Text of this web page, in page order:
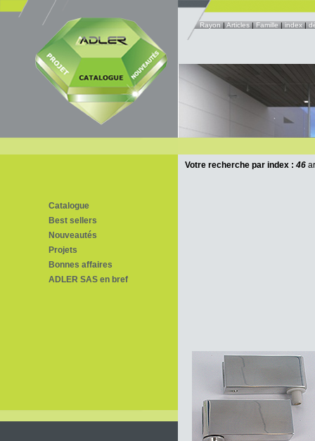
Rayon|Articles|Famille|index|
Catalogue
Best sellers
Nouveautés
Projets
Bonnes affaires
ADLER SAS en bref
Votre recherche par index : 46